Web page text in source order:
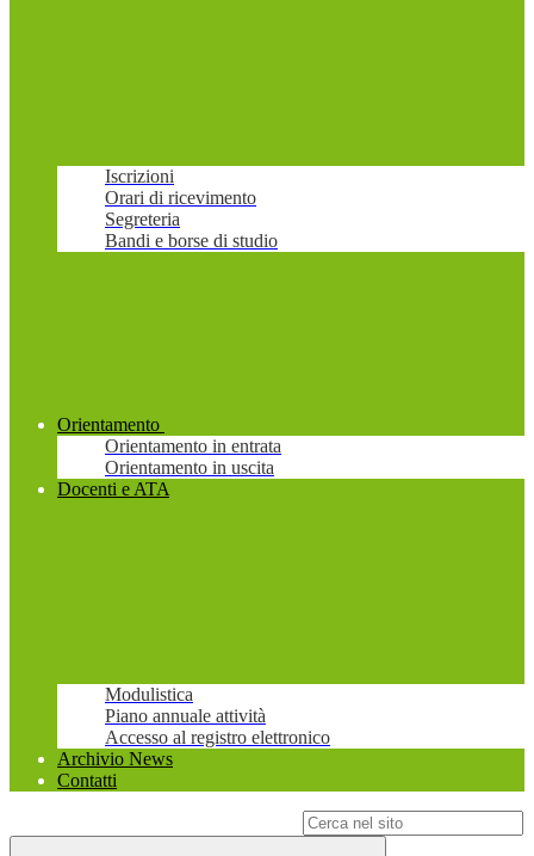
Iscrizioni
Orari di ricevimento
Segreteria
Bandi e borse di studio
Orientamento
Orientamento in entrata
Orientamento in uscita
Docenti e ATA
Modulistica
Piano annuale attività
Accesso al registro elettronico
Archivio News
Contatti